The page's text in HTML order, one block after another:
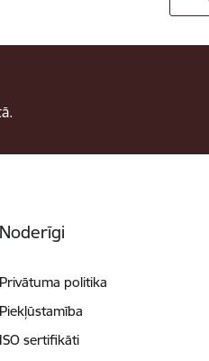
Noderīgi
Privātuma politika
Piekļūstamība
ISO sertifikāti